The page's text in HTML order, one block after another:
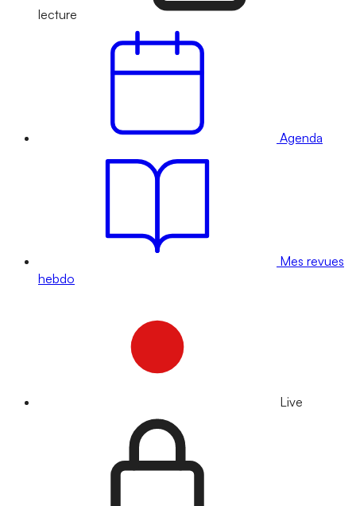
lecture
Agenda
Mes revues
hebdo
Live